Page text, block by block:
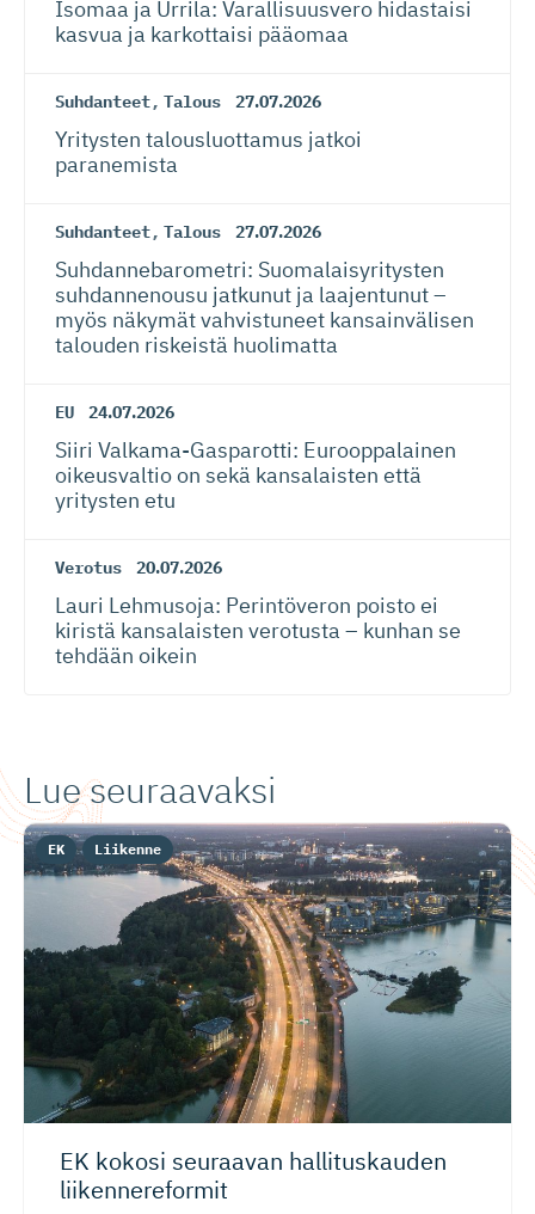
Isomaa ja Urrila: Varallisuusvero hidastaisi
kasvua ja karkottaisi pääomaa
Suhdanteet, Talous 27.07.2026
Yritysten talousluottamus jatkoi
paranemista
Suhdanteet, Talous 27.07.2026
Suhdanneba­ro­metri: Suomalaisy­ri­tysten
suhdannenousu jatkunut ja laajentunut –
myös näkymät vahvistuneet kansainvälisen
talouden riskeistä huolimatta
EU 24.07.2026
Siiri Valkama-Gas­pa­rotti: Eurooppalainen
oikeusvaltio on sekä kansalaisten että
yritysten etu
Verotus 20.07.2026
Lauri Lehmusoja: Perintöveron poisto ei
kiristä kansalaisten verotusta – kunhan se
tehdään oikein
Lue seuraavaksi
EK kokosi seuraavan hallituskauden
liikennereformit
EK Liikenne